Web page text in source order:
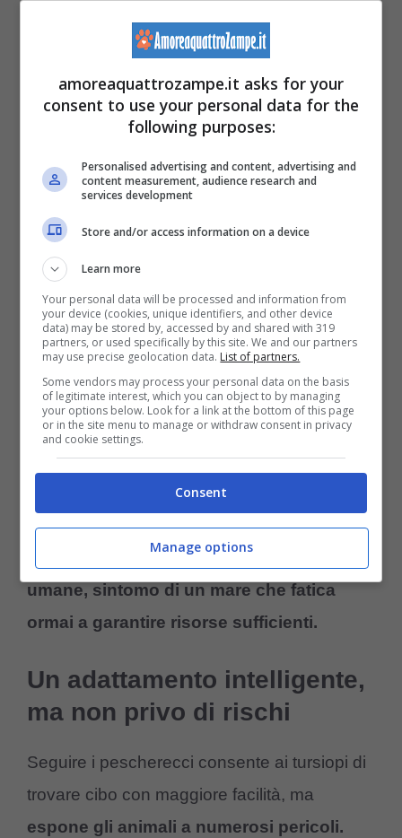
impattanti. Le reti vengono trascinate sul
fondale catturando tutto ciò che incontrano,
ma allo stesso temposollevano sedimenti,
alterano gli ecosistemi e riducono la
sfruttare una fonte di cibo più semplice: si
alimentano dei pesci sfuggiti alle reti, degli
scarti della pesca oppure intercettano le
prede concentrate attorno alle attrezzature
Per gli autori dello studio non si tratta più di
un semplice comportamento opportunistico.
La presenza costante dei cetacei accanto
alle imbarcazioni suggerisceuna
dipendenza crescente dalle attività
umane, sintomo di un mare che fatica
ormai a garantire risorse sufficienti.
Un adattamento intelligente,
ma non privo di rischi
Seguire i pescherecci consente ai tursiopi di
trovare cibo con maggiore facilità, ma
espone gli animali a numerosi pericoli.
amoreaquattrozampe.it asks for your
consent to use your personal data for the
following purposes:
Personalised advertising and content, advertising and
content measurement, audience research and
services development
Store and/or access information on a device
Learn more
Your personal data will be processed and information from
your device (cookies, unique identifiers, and other device
data) may be stored by, accessed by and shared with 319
partners, or used specifically by this site. We and our partners
may use precise geolocation data. List of partners.
Some vendors may process your personal data on the basis
of legitimate interest, which you can object to by managing
your options below. Look for a link at the bottom of this page
or in the site menu to manage or withdraw consent in privacy
and cookie settings.
Consent
Manage options